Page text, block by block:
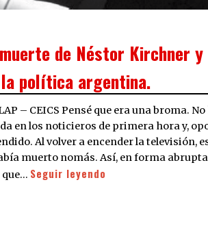
de Néstor Kirchner
política argentina.
– CEICS Pensé que era una broma.
en los noticieros de primera hora y,
Al volver a encender la televisión,
muerto nomás. Así, en forma
Seguir leyendo